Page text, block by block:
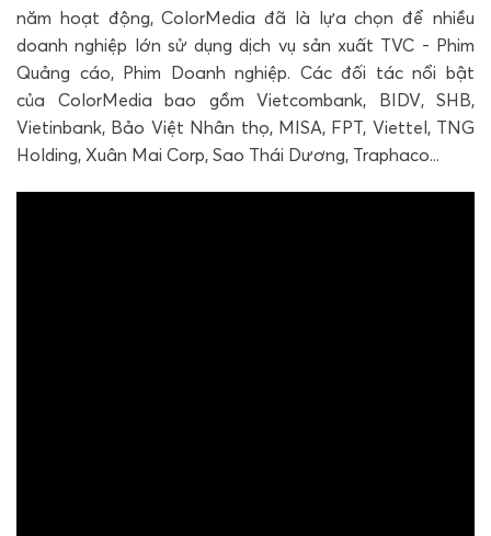
năm hoạt động, ColorMedia đã là lựa chọn để nhiều
doanh nghiệp lớn sử dụng dịch vụ sản xuất TVC - Phim
Quảng cáo, Phim Doanh nghiệp. Các đối tác nổi bật
của ColorMedia bao gồm Vietcombank, BIDV, SHB,
Vietinbank, Bảo Việt Nhân thọ, MISA, FPT, Viettel, TNG
Holding, Xuân Mai Corp, Sao Thái Dương, Traphaco...